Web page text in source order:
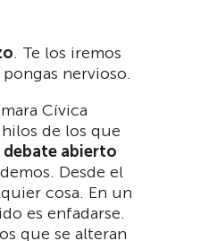
. Te los iremos
nervioso.
Cívica
de los que
debate abierto
Desde el
cosa. En un
es enfadarse.
que se alteran